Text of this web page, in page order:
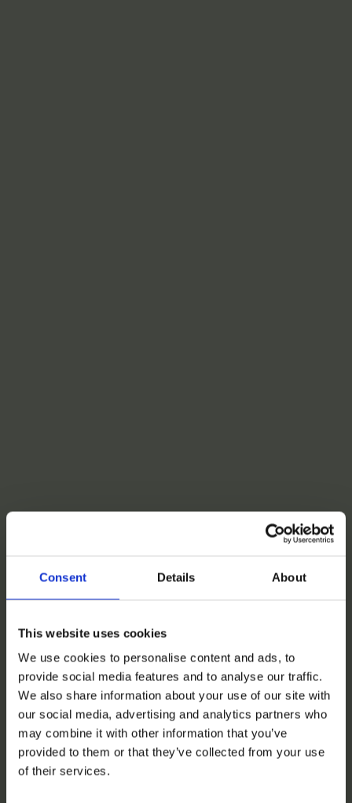
Consent Details About
This website uses cookies
We use cookies to personalise content and ads, to
provide social media features and to analyse our traffic.
We also share information about your use of our site with
our social media, advertising and analytics partners who
may combine it with other information that you’ve
provided to them or that they’ve collected from your use
of their services.